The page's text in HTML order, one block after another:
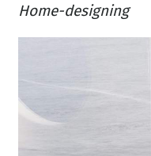
Home-designing